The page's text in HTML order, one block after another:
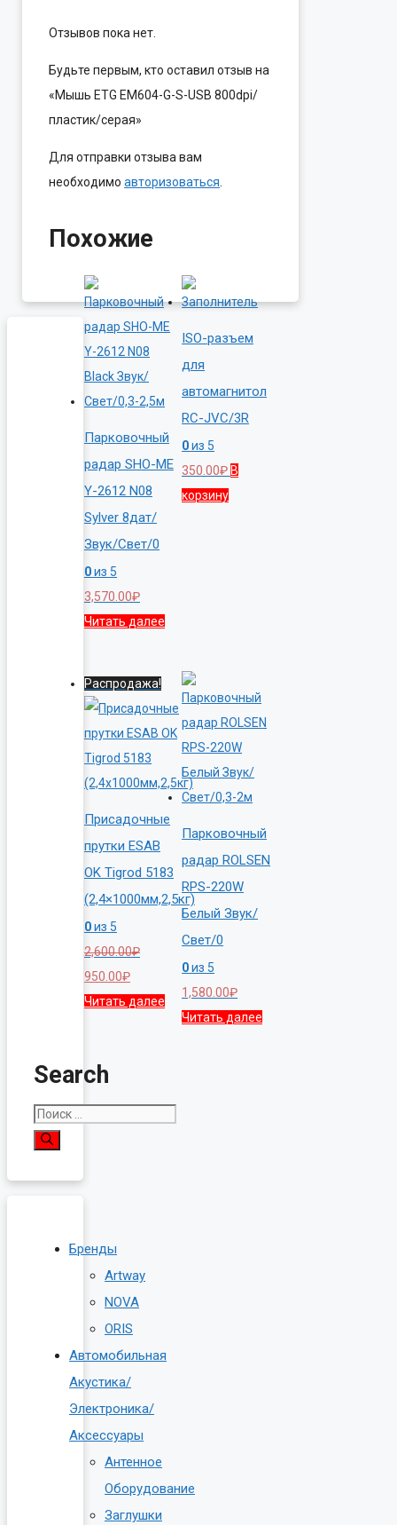
Отзывов пока нет.
Будьте первым, кто оставил отзыв на
«Мышь ETG EM604-G-S-USB 800dpi/
пластик/серая»
Для отправки отзыва вам
необходимо авторизоваться
Похожие
Парковочный
радар SHO-ME
Y-2612 N08
Sylver 8дат/
Звук/Свет/0
0из 5
3,570.00₽
Читать далее
ISO-разъем
для
автомагнитол
RC-JVC/3R
0из 5
350.00₽ В
корзину
Распродажа!
Присадочные
прутки ESAB
OK Tigrod 5183
(2,4×1000мм,2,5кг)
0из 5
2,600.00₽
Первоначальная
цена
950.00₽Текущая
цена:
Читать далее
Парковочный
радар ROLSEN
RPS-220W
Белый Звук/
Свет/0
0из 5
1,580.00₽
Читать далее
Search
Поиск:
Бренды
Artway
NOVA
ORIS
Автомобильная
Акустика/
Электроника/
Аксессуары
Антенное
Оборудование
Заглушки